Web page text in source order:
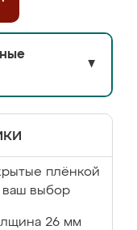
▼
плёнкой
ваш выбор
26 мм